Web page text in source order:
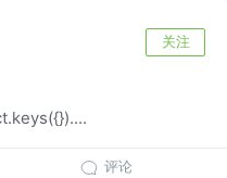
关注
评论